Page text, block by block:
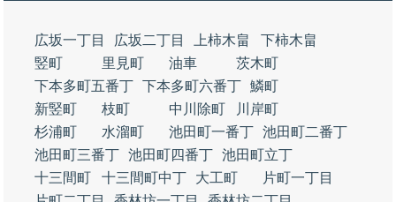
広坂一丁目 広坂二丁目 上柿木畠
下柿木畠
竪町
里見町 油車
茨木町
下本多町五番丁 下本多町六番丁 鱗町
新竪町
枝町 中川除町
川岸町
杉浦町
水溜町 池田町一番丁 池田町二番丁
池田町三番丁 池田町四番丁 池田町立丁
十三間町
十三間町中丁 大工町
片町一丁目